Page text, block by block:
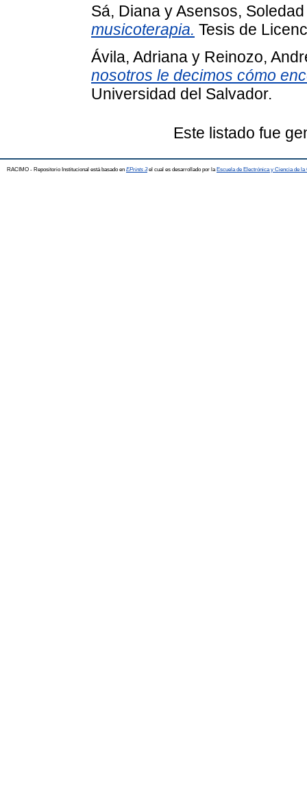
Sá, Diana yAsensos, Soledad
musicoterapia. Tesis de
Ávila, Adriana y Reinozo,
nosotros le decimos cómo
Universidad del Salvador.
Este listado fue
RACIMO - Repositorio Institucional está basado en EPrints 3el cual es desarrollado por la Escuela de Electrónica y Ciencia de la